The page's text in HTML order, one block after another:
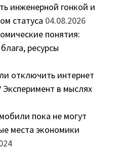
инженерной гонкой и
статуса 04.08.2026
понятия:
ресурсы
отключить интернет
Эксперимент в мыслях
пока не могут
места экономики